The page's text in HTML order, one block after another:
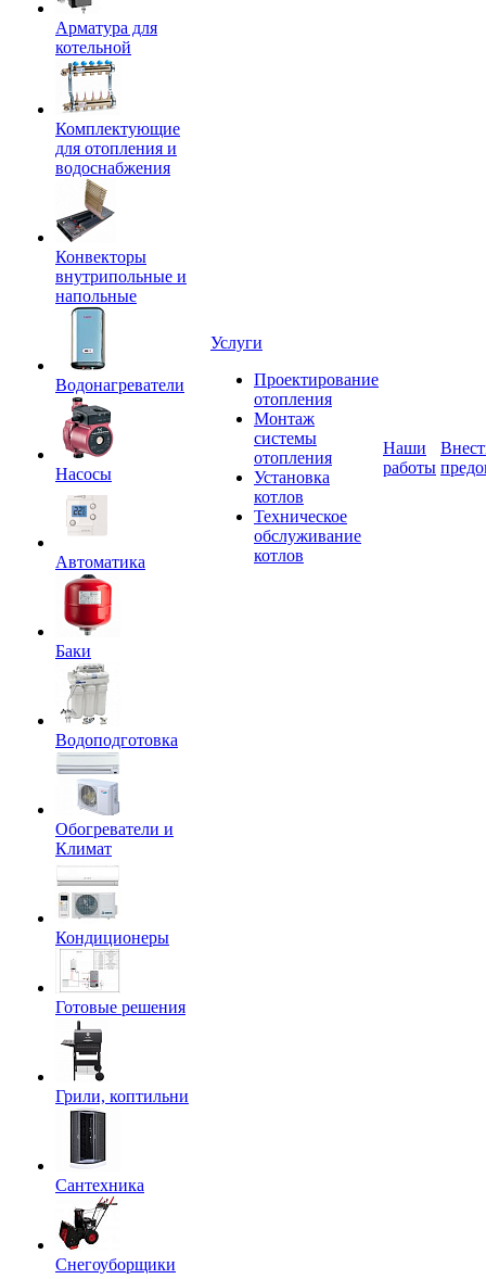
Арматура для
котельной
Комплектующие
для отопления и
водоснабжения
Конвекторы
внутрипольные и
напольные
Водонагреватели
Насосы
Автоматика
Баки
Водоподготовка
Обогреватели и
Климат
Кондиционеры
Готовые решения
Грили, коптильни
Сантехника
Снегоуборщики
Услуги
Проектирование
отопления
Монтаж
системы
отопления
Установка
котлов
Техническое
обслуживание
котлов
Наши
работы